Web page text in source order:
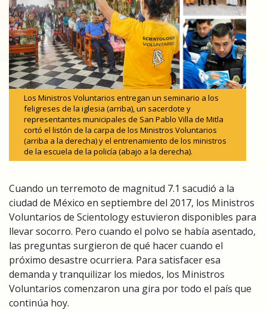
Los Ministros Voluntarios entregan un seminario a los
feligreses de la iglesia (arriba), un sacerdote y
representantes municipales de San Pablo Villa de Mitla
cortó el listón de la carpa de los Ministros Voluntarios
(arriba a la derecha) y el entrenamiento de los ministros
de la escuela de la policía (abajo a la derecha).
Cuando un terremoto de magnitud 7.1 sacudió a la
ciudad de México en septiembre del 2017, los Ministros
Voluntarios de Scientology estuvieron disponibles para
llevar socorro. Pero cuando el polvo se había asentado,
las preguntas surgieron de qué hacer cuando el
próximo desastre ocurriera. Para satisfacer esa
demanda y tranquilizar los miedos, los Ministros
Voluntarios comenzaron una gira por todo el país que
continúa hoy.